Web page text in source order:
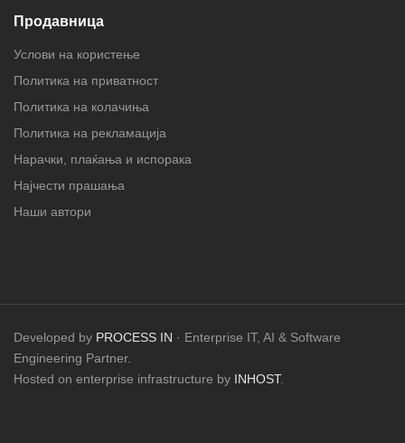
Продавница
Услови на користење
Политика на приватност
Политика на колачиња
Политика на рекламација
Нарачки, плаќања и испорака
Најчести прашања
Наши автори
Developed by PROCESS IN · Enterprise IT, AI & Software
Engineering Partner.
Hosted on enterprise infrastructure by INHOST.